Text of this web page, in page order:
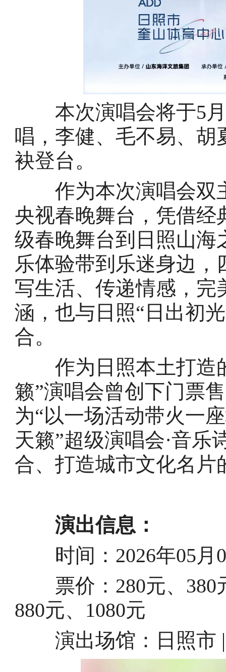
本次演唱会将于5月
唱，李健、毛不易、胡
袂登台。
作为本次演唱会双
央视春晚舞台，凭借经
级春晚舞台到日照山海
乐体验带到乐迷身边
写生活、传递情感，完
涵，也与日照“日出初
合。
作为日照本土打造
籁”演唱会曾创下门票
为“以一场活动带火一
天籁”超级演唱会·音乐
合、打造城市文化名片
演出信息：
时间：2026年05月
票价：280元、380
880元、1080元
演出场馆：日照市 |